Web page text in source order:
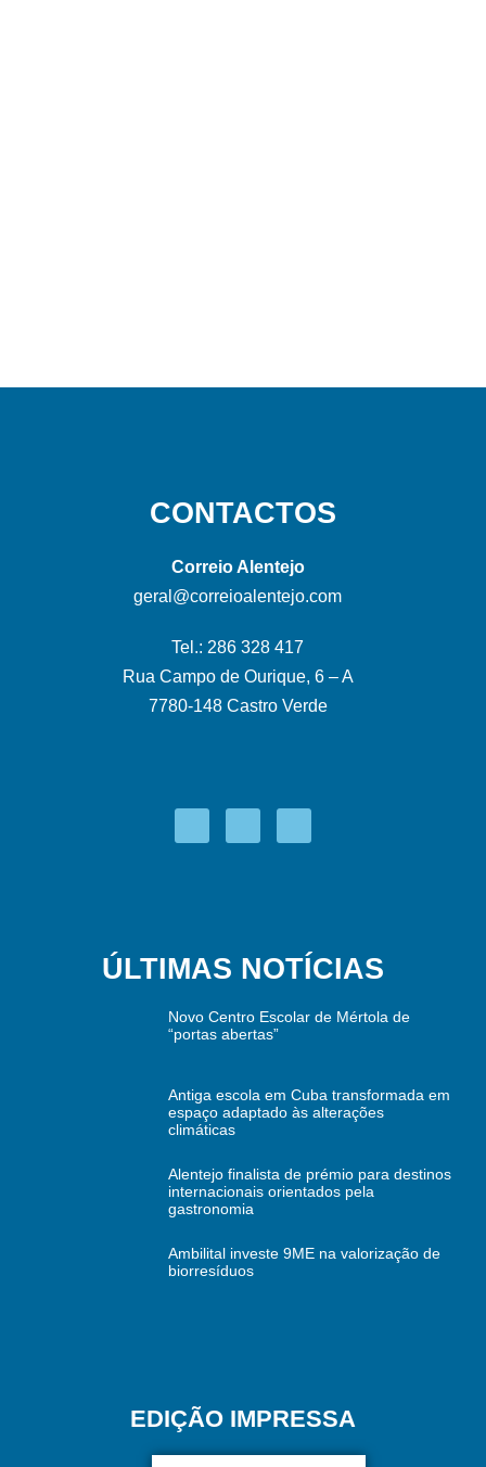
CONTACTOS
Correio Alentejo
geral@correioalentejo.com
Tel.: 286 328 417
Rua Campo de Ourique, 6 – A
7780-148 Castro Verde
ÚLTIMAS NOTÍCIAS
Novo Centro Escolar de Mértola de
“portas abertas”
Antiga escola em Cuba transformada em
espaço adaptado às alterações
climáticas
Alentejo finalista de prémio para destinos
internacionais orientados pela
gastronomia
Ambilital investe 9ME na valorização de
biorresíduos
EDIÇÃO IMPRESSA